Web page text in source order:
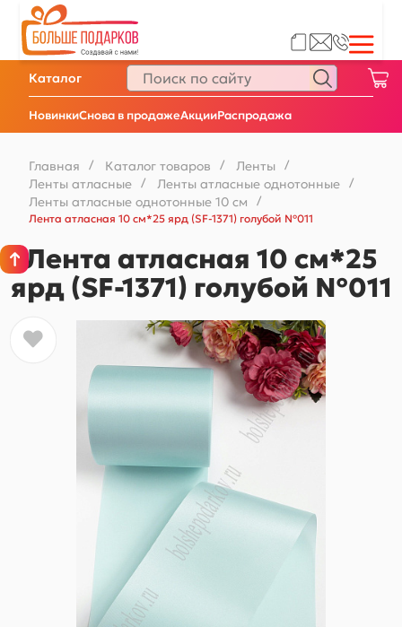
НовинкиСнова в продажеАкцииРаспродажа
Каталог
Главная / Каталог товаров / Ленты /
Ленты атласные / Ленты атласные однотонные /
Ленты атласные однотонные 10 см
/
Лента атласная 10 см*25 ярд (SF-1371) голубой №011
Лента атласная 10 см*25
ярд (SF-1371) голубой №011